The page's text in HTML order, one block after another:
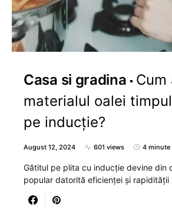
Casa si gradina
Cum
materialul oalei
pe inducție?
August 12, 2024 601 views 4 minute
Gătitul pe plita cu inducție devine din
popular datorită eficienței și